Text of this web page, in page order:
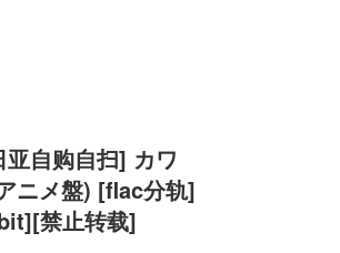
自购自扫] カワ
ニメ盤) [flac分轨]
禁止转载]